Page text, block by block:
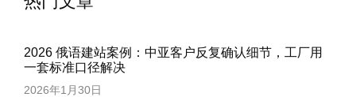
2026 俄语建站案例：中亚客户反复确认细节，工厂用
一套标准口径解决
2026年1月30日